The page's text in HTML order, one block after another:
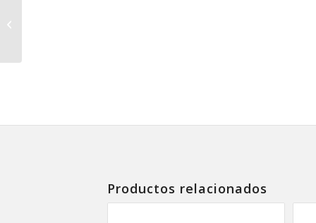
Productos relacionados